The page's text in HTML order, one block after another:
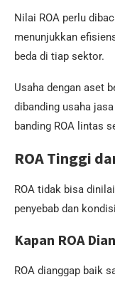
Nilai ROA perlu
menunjukkan
beda di tiap sektor.
Usaha dengan aset
dibanding usaha
banding ROA lintas
ROA Tinggi
ROA tidak bisa
penyebab dan
Kapan ROA
ROA dianggap baik